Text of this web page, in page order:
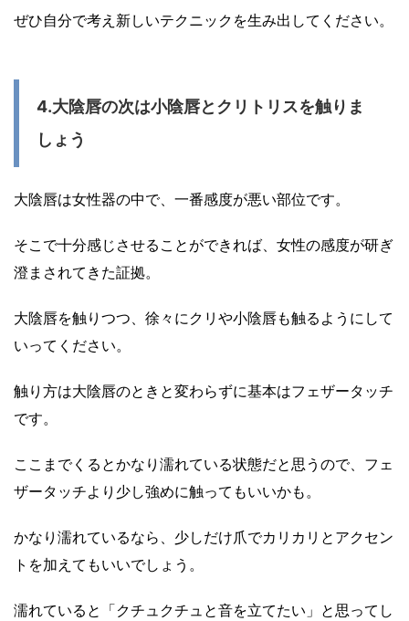
ぜひ自分で考え新しいテクニックを生み出してください。
4.大陰唇の次は小陰唇とクリトリスを触りま
しょう
大陰唇は女性器の中で、一番感度が悪い部位です。
そこで十分感じさせることができれば、女性の感度が研ぎ
澄まされてきた証拠。
大陰唇を触りつつ、徐々にクリや小陰唇も触るようにして
いってください。
触り方は大陰唇のときと変わらずに基本はフェザータッチ
です。
ここまでくるとかなり濡れている状態だと思うので、フェ
ザータッチより少し強めに触ってもいいかも。
かなり濡れているなら、少しだけ爪でカリカリとアクセン
トを加えてもいいでしょう。
濡れていると「クチュクチュと音を立てたい」と思ってし